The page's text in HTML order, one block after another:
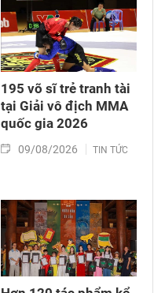
195 võ sĩ trẻ tranh tài
tại Giải vô địch MMA
quốc gia 2026
09/08/2026 TIN TỨC